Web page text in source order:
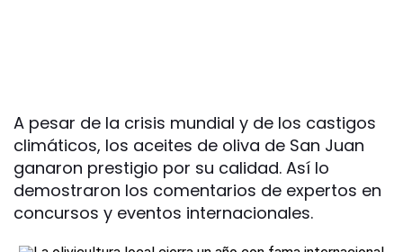
A pesar de la crisis mundial y de los castigos
climáticos, los aceites de oliva de San Juan
ganaron prestigio por su calidad. Así lo
demostraron los comentarios de expertos en
concursos y eventos internacionales.